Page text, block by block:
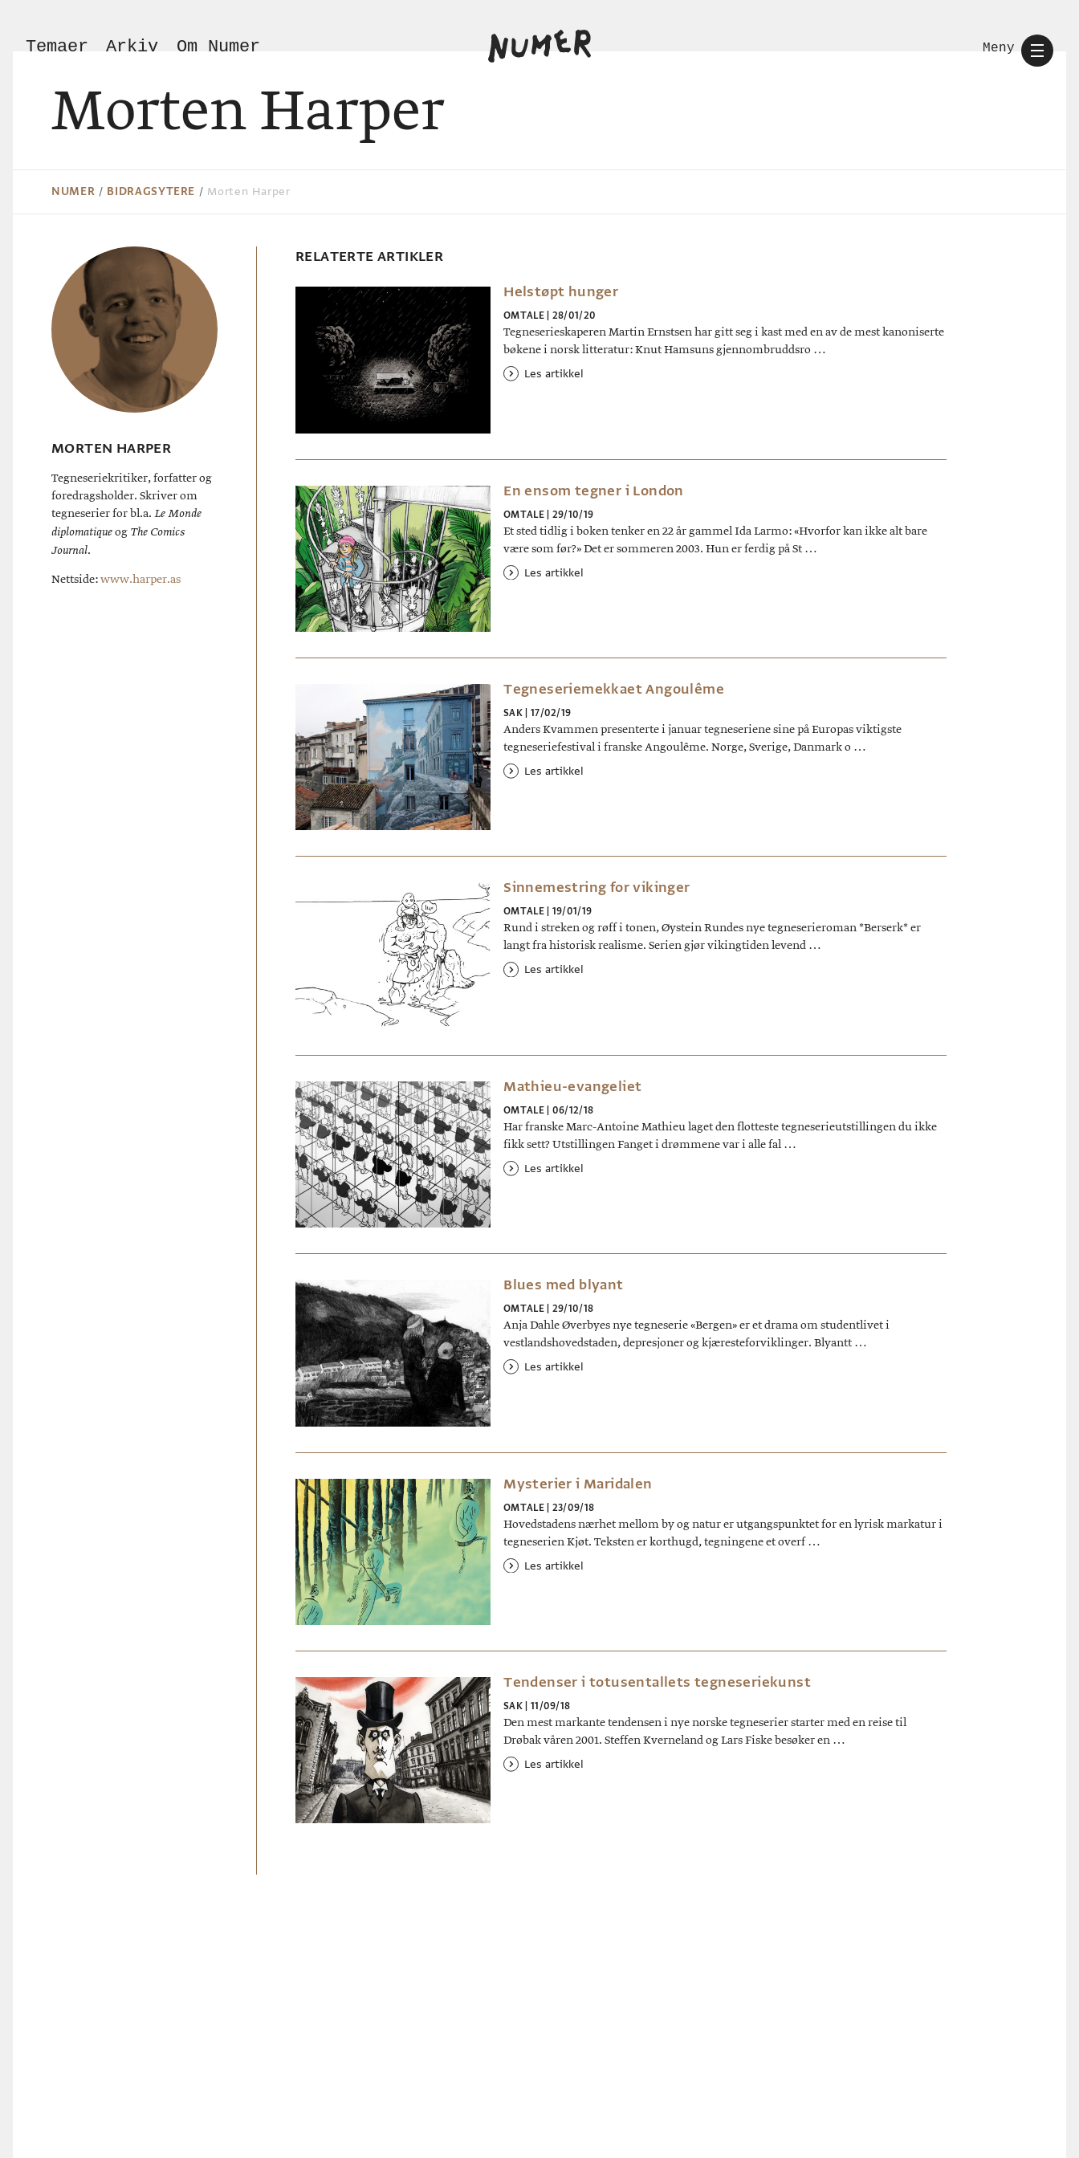
Temaer Arkiv Om Numer Meny
Morten Harper
NUMER / BIDRAGSYTERE / Morten Harper
MORTEN HARPER
Tegneseriekritiker, forfatter og
foredragsholder. Skriver om
tegneserier for bl.a. Le Monde
diplomatiqueog The Comics
Journal.
Nettside:www.harper.as
RELATERTE ARTIKLER
Helstøpt hunger
OMTALE 28/01/20
Tegneserieskaperen Martin Ernstsen har gitt seg i kast med en av de mest kanoniserte
bøkene i norsk litteratur: Knut Hamsuns gjennombruddsro …
Les artikkel
En ensom tegner i London
OMTALE | 29/10/19
Et sted tidlig i boken tenker en 22 år gammel Ida Larmo: «Hvorfor kan ikke alt bare
være som før?» Det er sommeren 2003. Hun er ferdig på St …
Les artikkel
Tegneseriemekkaet Angoulême
SAK 17/02/19
Anders Kvammen presenterte i januar tegneseriene sine på Europas viktigste
tegneseriefestival i franske Angoulême. Norge, Sverige, Danmark o …
Les artikkel
Sinnemestring for vikinger
OMTALE 19/01/19
Rund i streken og røff i tonen, Øystein Rundes nye tegneserieroman *Berserk* er
langt fra historisk realisme. Serien gjør vikingtiden levend …
Les artikkel
Mathieu-evangeliet
OMTALE 06/12/18
Har franske Marc-Antoine Mathieu laget den flotteste tegneserieutstillingen du ikke
fikk sett? Utstillingen Fanget i drømmene var i alle fal …
Les artikkel
Blues med blyant
OMTALE 29/10/18
Anja Dahle Øverbyes nye tegneserie «Bergen» er et drama om studentlivet i
vestlandshovedstaden, depresjoner og kjæresteforviklinger. Blyantt …
Les artikkel
Mysterier i Maridalen
OMTALE | 23/09/18
Hovedstadens nærhet mellom by og natur er utgangspunktet for en lyrisk markatur i
tegneserien Kjøt. Teksten er korthugd, tegningene et overf …
Les artikkel
Tendenser i totusentallets tegneseriekunst
SAK 11/09/18
Den mest markante tendensen i nye norske tegneserier starter med en reise til
Drøbak våren 2001. Steffen Kverneland og Lars Fiske besøker en …
Les artikkel